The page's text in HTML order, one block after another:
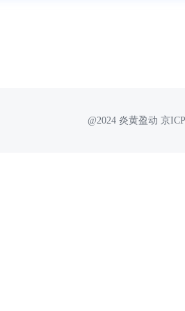
@2024 炎黄盈动 京